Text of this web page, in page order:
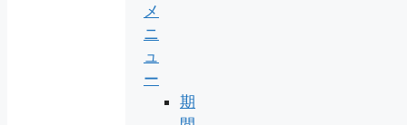
メ
ニ
ュ
ー
期